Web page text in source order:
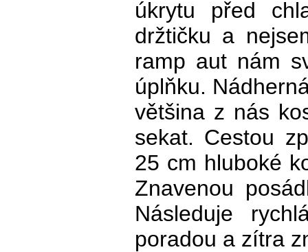
úkrytu před
držtičku a
ramp aut nám
úplňku.
většina z nás
sekat. Cestou
25 cm hluboké
Znavenou
Následuje
poradou a zítra